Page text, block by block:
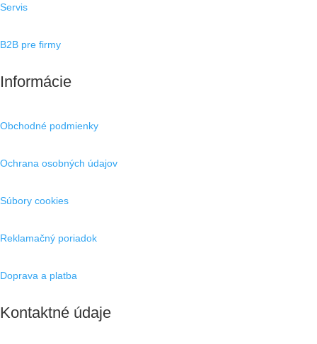
Servis
B2B pre firmy
Informácie
Obchodné podmienky
Ochrana osobných údajov
Súbory cookies
Reklamačný poriadok
Doprava a platba
Kontaktné údaje